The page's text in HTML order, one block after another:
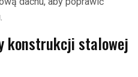
konstrukcji stalowej